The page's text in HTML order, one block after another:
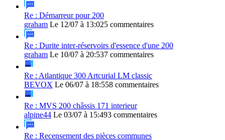
Re : Démarreur pour 200
graham Le 12/07 à 13:025 commentaires
Re : Durite inter-réservoirs d'essence d'une 200
graham Le 10/07 à 20:537 commentaires
Re : Atlantique 300 Artcurial LM classic
BEVOX Le 06/07 à 18:558 commentaires
Re : MVS 200 châssis 171 interieur
alpine44 Le 03/07 à 15:493 commentaires
Re : Recensement des pièces communes